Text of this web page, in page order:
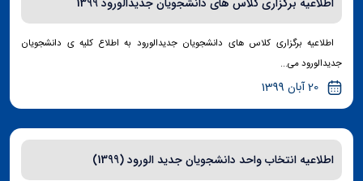
اطلاعیه برگزاری کلاس های دانشجویان جدیدالورود به اطلاع کلیه ی دانشجویان
جدیدالورود می...
20 آبان 1399
اطلاعیه انتخاب واحد دانشجویان جدید الورود (1399)